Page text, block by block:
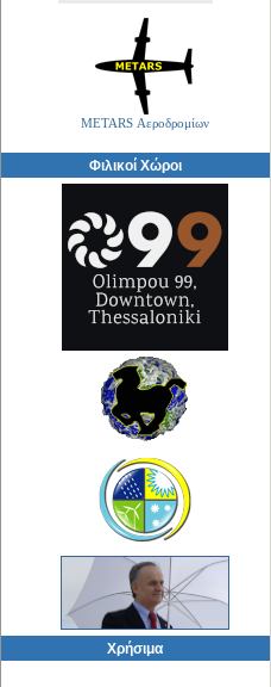
METARS Αεροδρομίων
Φιλικοί Χώροι
Χρήσιμα